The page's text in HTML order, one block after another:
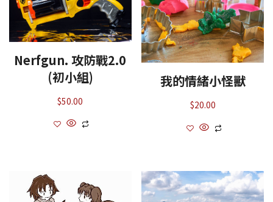
Nerfgun. 攻防戰2.0
(初小組)
$50.00
我的情緒小怪獸
$20.00